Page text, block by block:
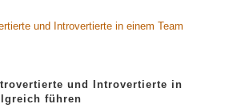
und Introvertierte in
führen